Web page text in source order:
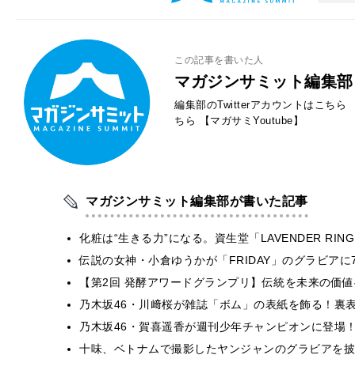
この記事を書いた人
マガジンサミット編集部
編集部のTwitterアカウントはこちら
ちら
【マガサミYoutube】
マガジンサミット編集部が書いた記事
化粧は“生きる力”になる。資生堂「LAVENDER
伝説の女神・小倉ゆうかが「FRIDAY」のグラビア
【第2回 発酵アワードグランプリ】伝統を未来の価
乃木坂46・川﨑桜が雑誌「ボム」の表紙を飾る！裏
乃木坂46・賀喜遥香が週刊少年チャンピオンに登
十味、ベトナムで撮影したヤンジャンのグラビアを